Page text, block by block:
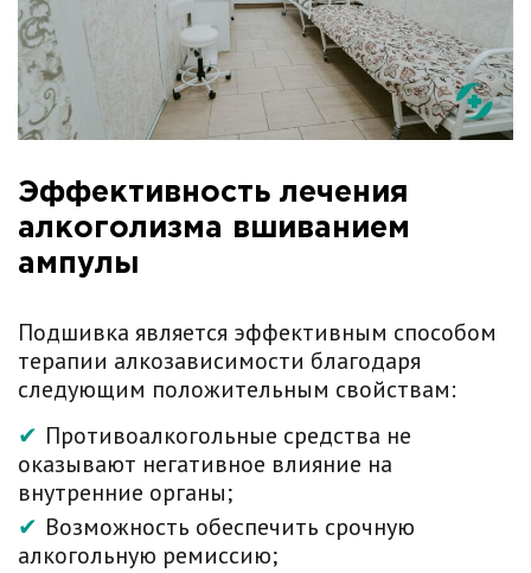
Эффективность лечения
алкоголизма вшиванием
ампулы
Подшивка является эффективным способом
терапии алкозависимости благодаря
следующим положительным свойствам:
Противоалкогольные средства не
оказывают негативное влияние на
внутренние органы;
Возможность обеспечить срочную
алкогольную ремиссию;